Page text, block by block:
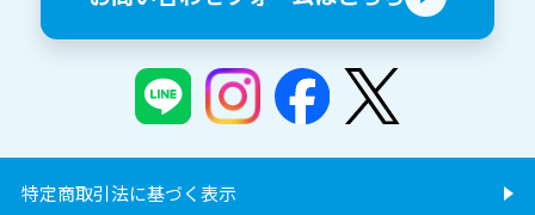
特定商取引法に基づく表示